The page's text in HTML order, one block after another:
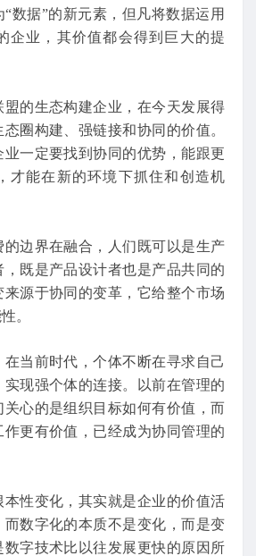
数据”的新元素，但凡将数据运用
企业，其价值都会得到巨大的提
的生态构建企业，在今天发展得
圈构建、强链接和协同的价值。
一定要找到协同的优势，能跟更
才能在新的环境下抓住和创造机
的边界在融合，人们既可以是生产
既是产品设计者也是产品共同的
源于协同的变革，它给整个市场
。
当前时代，个体不断在寻求自己
现强个体的连接。以前在管理的
心的是组织目标如何有价值，而
更有价值，已经成为协同管理的
性变化，其实就是企业的价值活
数字化的本质不是变化，而是变
字技术比以往发展更快的原因所